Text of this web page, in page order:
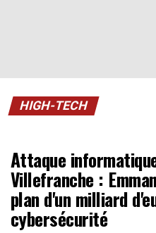
HIGH-TECH
Attaque
Villefranche :
plan d'un milliard
cybersécurité